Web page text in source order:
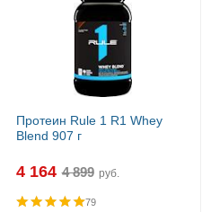
Протеин Rule 1 R1 Whey
Blend 907 г
4 164 руб.
79